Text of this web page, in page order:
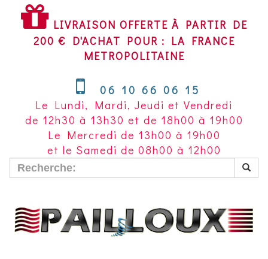
OFFERTE
À
PARTIR
€
D'ACHAT
POUR
LA
FRANCE
METROPOLITAINE~
LIVRAISON OFFERTE À PARTIR DE
200 € D'ACHAT POUR : LA FRANCE
METROPOLITAINE
06 10 66 06 15
Le Lundi, Mardi, Jeudi et Vendredi
de 12h30 à 13h30 et de 18h00 à 19h00
Le Mercredi de 13h00 à 19h00
et le Samedi de 08h00 à 12h00